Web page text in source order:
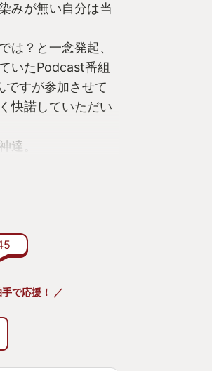
みが無い自分は当
は？と一念発起、
いたPodcast番組
ですが参加させて
快諾していただい
達。
！と意気込んだは
った自分にはガー
る事もありまし
た訳ですがモダ
で応援！ ／